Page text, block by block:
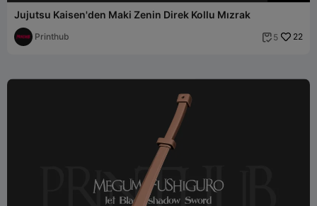
Jujutsu Kaisen'den Maki Zenin Direk Kollu Mızrak
Printhub  5 22